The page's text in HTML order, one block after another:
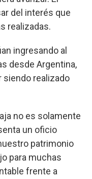
del interés que
realizadas.
ingresando al
desde Argentina,
siendo realizado
no es solamente
un oficio
patrimonio
para muchas
frente a